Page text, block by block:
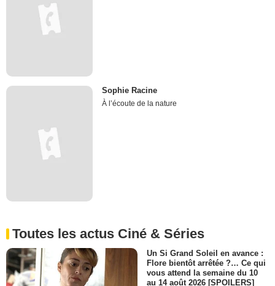
Sophie Racine
À l’écoute de la nature
Toutes les actus Ciné & Séries
Un Si Grand Soleil en avance :
Flore bientôt arrêtée ?… Ce qui
vous attend la semaine du 10
au 14 août 2026 [SPOILERS]